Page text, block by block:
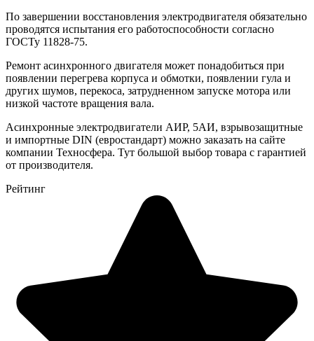
По завершении восстановления электродвигателя обязательно
проводятся испытания его работоспособности согласно
ГОСТу 11828-75.
Ремонт асинхронного двигателя может понадобиться при
появлении перегрева корпуса и обмотки, появлении гула и
других шумов, перекоса, затрудненном запуске мотора или
низкой частоте вращения вала.
Асинхронные электродвигатели АИР, 5АИ, взрывозащитные
и импортные DIN (евростандарт) можно заказать на сайте
компании Техносфера. Тут большой выбор товара с гарантией
от производителя.
Рейтинг